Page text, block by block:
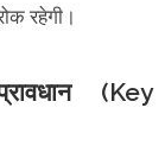
रहेगी।
(Key